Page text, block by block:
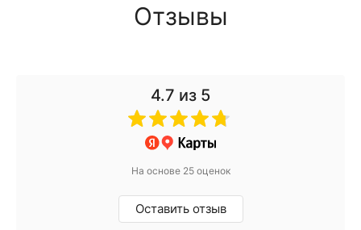
Отзывы
4.7 из 5
На основе 25 оценок
Оставить отзыв